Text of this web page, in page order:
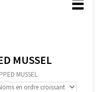
MUSSEL
MUSSEL